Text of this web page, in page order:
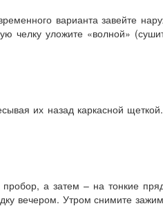
варианта завейте
челку уложите «волной»
их назад каркасной
пробор, а затем – на тонкие
вечером. Утром снимите